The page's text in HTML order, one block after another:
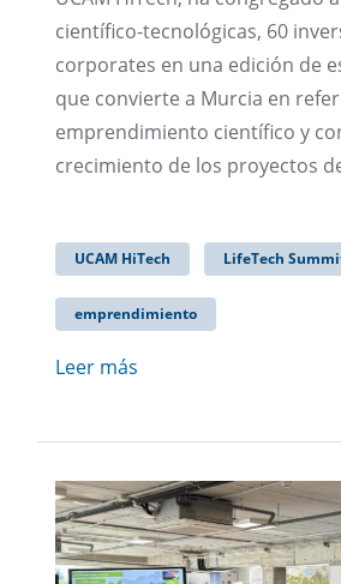
científico-tecnológicas, 60
corporates en una edición de
que convierte a Murcia en
emprendimiento científico y
crecimiento de los proyectos
UCAM HiTech LifeTech
emprendimiento
Leer más